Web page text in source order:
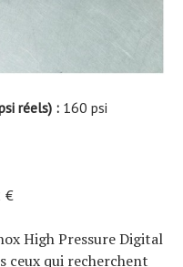
réels) : 160 psi
€
High Pressure Digital
ceux qui recherchent